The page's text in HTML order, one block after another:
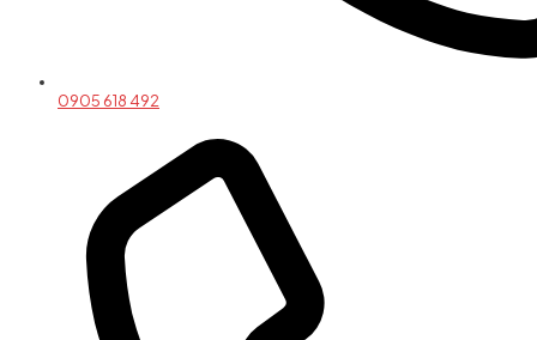
0905 618 492